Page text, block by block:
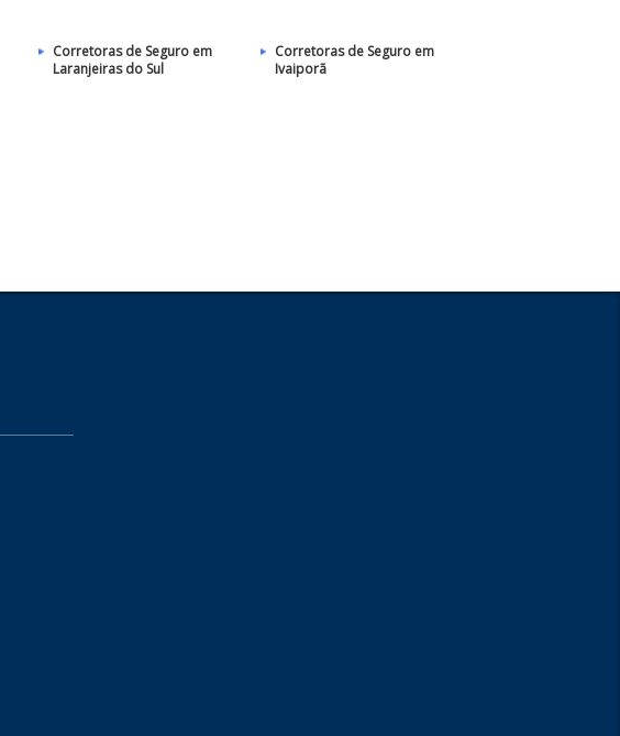
Corretoras de Seguro em
Laranjeiras do Sul
Corretoras de Seguro em
Ivaiporã